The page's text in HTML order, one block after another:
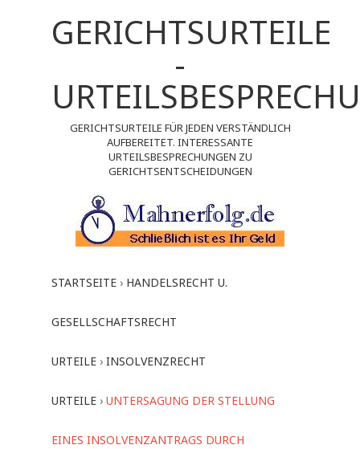
GERICHTSURTEILE
-
GERICHTSURTEILE FÜR JEDEN VERSTÄNDLICH
AUFBEREITET. INTERESSANTE
URTEILSBESPRECHUNGEN ZU
GERICHTSENTSCHEIDUNGEN
STARTSEITE › HANDELSRECHT U.
GESELLSCHAFTSRECHT
URTEILE › INSOLVENZRECHT
URTEILE › UNTERSAGUNG DER STELLUNG
EINES INSOLVENZANTRAGS DURCH